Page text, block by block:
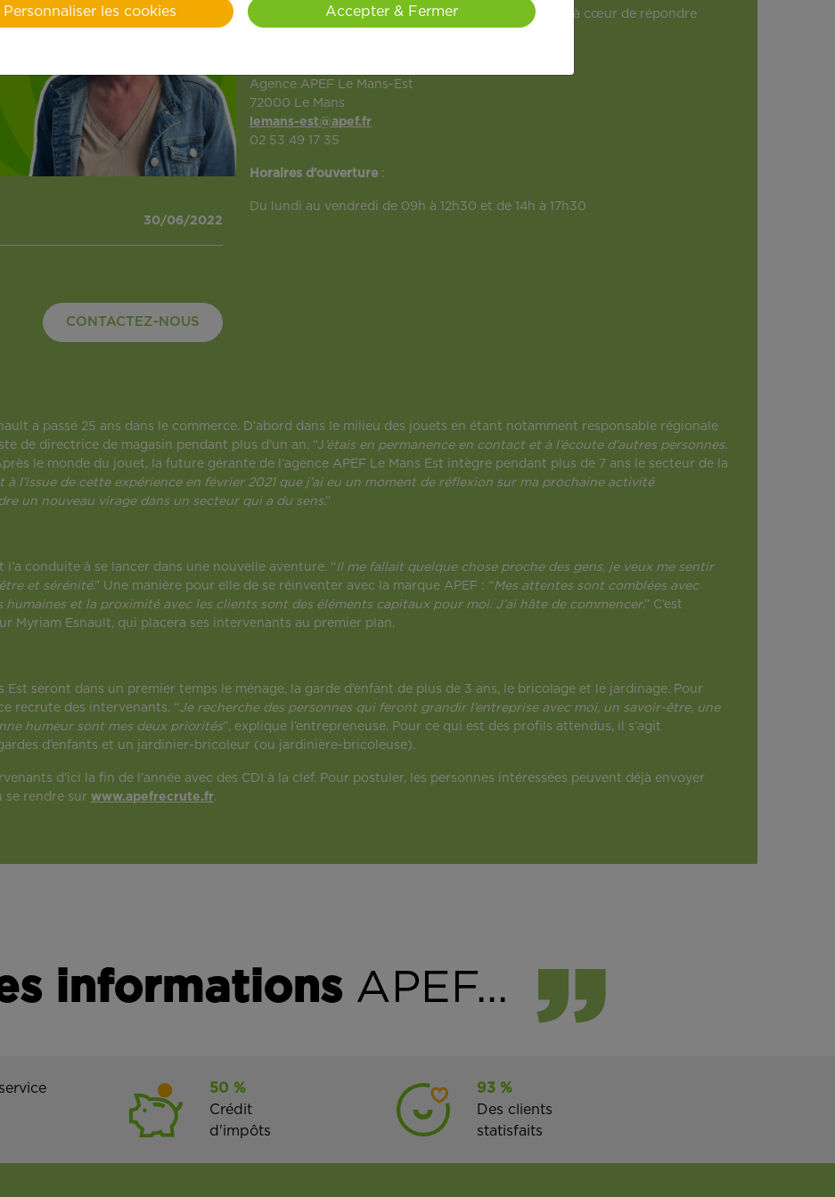
30/06/2022
directrice de magasin. Engagée et dynamique, elle a à cœur de répondre
Agence APEF Le Mans-Est
72000 Le Mans
lemans-est@apef.fr
02 53 49 17 35
Horaires d’ouverture :
Du lundi au vendredi de 09h à 12h30 et de 14h à 17h30
CONTACTEZ-NOUS
a passé 25 ans dans le commerce. D’abord dans le milieu des jouets en étant notamment responsable régionale
de directrice de magasin pendant plus d’un an. “J ’étais en permanence en contact et à l’écoute d’autres personnes.
le monde du jouet, la future gérante de l’agence APEF Le Mans Est intègre pendant plus de 7 ans le secteur de la
à l’issue de cette expérience en février 2021 que j’ai eu un moment de réflexion sur ma prochaine activité
un nouveau virage dans un secteur qui a du sens.”
conduite à se lancer dans une nouvelle aventure. “Il me fallait quelque chose proche des gens, je veux me sentir
et sérénité.” Une manière pour elle de se réinventer avec la marque APEF : “Mes attentes sont comblées avec
et la proximité avec les clients sont des éléments capitaux pour moi. J’ai hâte de commencer.” C’est
Myriam Esnault, qui placera ses intervenants au premier plan.
Est seront dans un premier temps le ménage, la garde d’enfant de plus de 3 ans, le bricolage et le jardinage. Pour
recrute des intervenants. “Je recherche des personnes qui feront grandir l’entreprise avec moi, un savoir-être, une
humeur sont mes deux priorités”, explique l’entrepreneuse. Pour ce qui est des profils attendus, il s’agit
d’enfants et un jardinier-bricoleur (ou jardinière-bricoleuse).
d’ici la fin de l’année avec des CDI à la clef. Pour postuler, les personnes intéressées peuvent déjà envoyer
se rendre sur www.apefrecrute.fr.
informations APEF...
50 %
Crédit
d'impôts
93 %
Des clients
statisfaits
Personnaliser les cookies Accepter & Fermer